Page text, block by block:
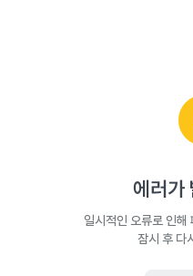
에러가
일시적인 오류로 인해
잠시 후 다